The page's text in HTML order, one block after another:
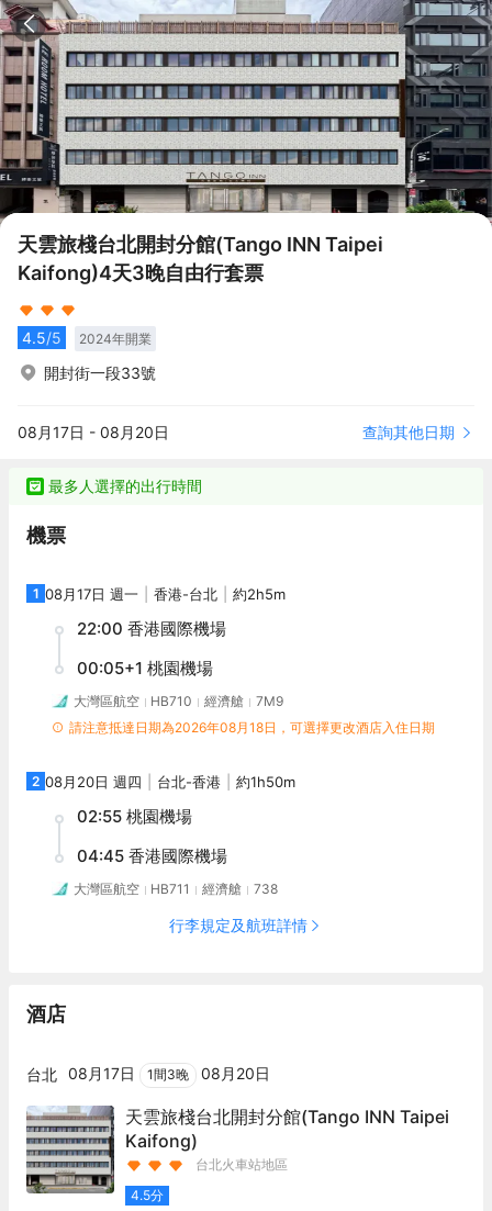
天雲旅棧台北開封分館(Tango INN Taipei
Kaifong)4天3晚自由行套票
4.5/5 2024年開業
開封街一段33號
08月17日 - 08月20日 查詢其他日期
最多人選擇的出行時間
機票
1 08月17日 週一 香港-台北 約2h5m
22:00 香港國際機場
00:05+1 桃園機場
大灣區航空 HB710 經濟艙
7M9
請注意抵達日期為2026年08月18日 ，可選擇更改酒店入住日期
2 08月20日 週四 台北-香港 約1h50m
02:55 桃園機場
04:45 香港國際機場
大灣區航空 HB711 經濟艙 738
行李規定及航班詳情
酒店
台北 08月17日 1間3晚 08月20日
天雲旅棧台北開封分館(Tango INN Taipei
Kaifong)
台北火車站地區
4.5分